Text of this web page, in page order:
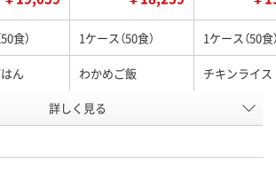
食） 1ケース（50食） 1ケース（50食
ん わかめご飯 チキンライス
H899497 H898815
詳しく見る